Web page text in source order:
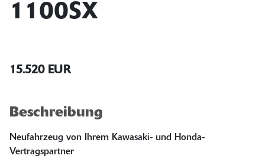
1100SX
15.520 EUR
Beschreibung
Neufahrzeug von Ihrem Kawasaki- und Honda-
Vertragspartner